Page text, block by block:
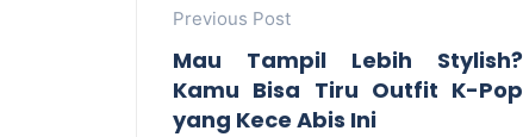
Previous Post
Mau Tampil Lebih Stylish?
Kamu Bisa Tiru Outfit K-Pop
yang Kece Abis Ini